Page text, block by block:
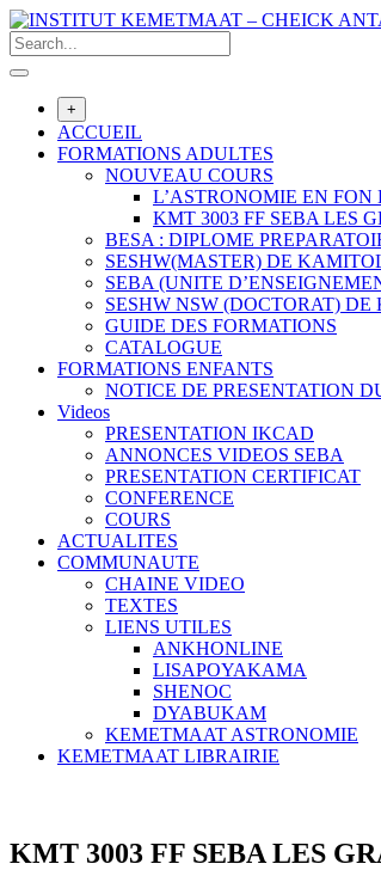
Skip
to
content
+
ACCUEIL
FORMATIONS ADULTES
NOUVEAU COURS
L’ASTRONOMIE EN FON
KMT 3003 FF SEBA LES
BESA : DIPLOME
SESHW(MASTER) DE
SEBA (UNITE
SESHW NSW (DOCTORAT)
GUIDE DES FORMATIONS
CATALOGUE
FORMATIONS ENFANTS
NOTICE DE PRESENTATION
Videos
PRESENTATION IKCAD
ANNONCES VIDEOS SEBA
PRESENTATION CERTIFICAT
CONFERENCE
COURS
ACTUALITES
COMMUNAUTE
CHAINE VIDEO
TEXTES
LIENS UTILES
ANKHONLINE
LISAPOYAKAMA
SHENOC
DYABUKAM
KEMETMAAT ASTRONOMIE
KEMETMAAT LIBRAIRIE
KMT 3003 FF SEBA LES